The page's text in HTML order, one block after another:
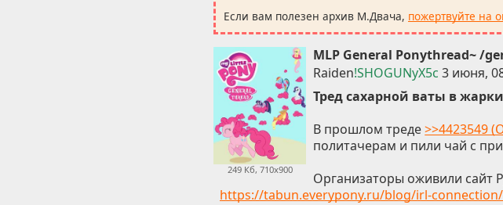
Если вам полезен архив М.Двача, пожертвуйте на
249 Кб, 710x900
MLP General Ponythread~ /
Raiden!SHOGUNyX5c 3 июня,
Тред сахарной ваты в
В прошлом треде>>4423549
политачерам и пили чай с
Организаторы оживили сайт
https://tabun.everypony.ru/blog/irl-